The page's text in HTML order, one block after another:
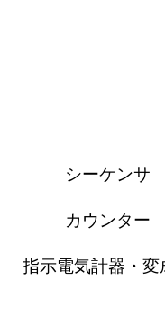
シーケンサ
カウンター
指示電気計器・変